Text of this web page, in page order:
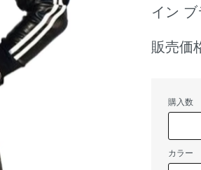
イン ブ
販売価
購入数
カラー